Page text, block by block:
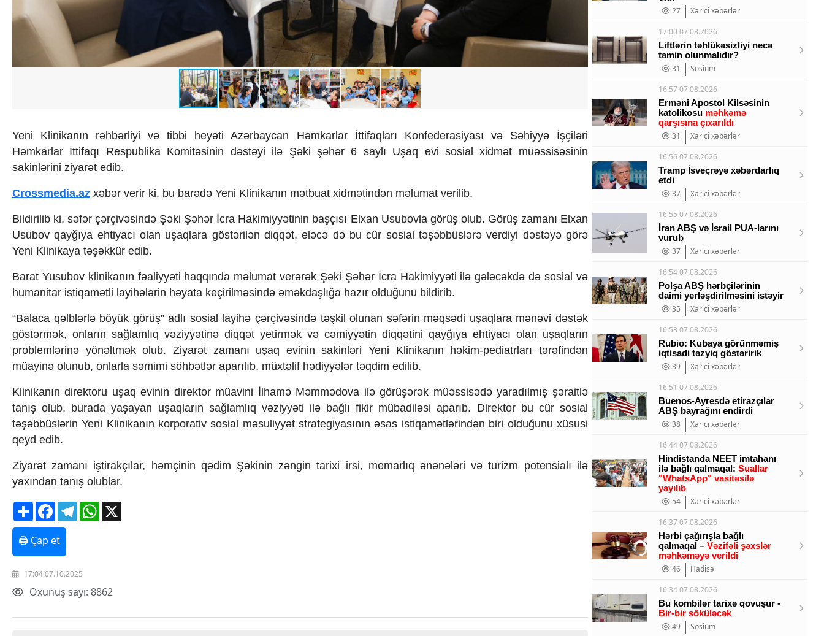
İqtisadiyyat
İqtisadi xəbərlər
Energetika
Neft-qaz
Əmək və sosial siyasət
Kənd təsərrüfatı
Crossmedia.az - 1 yaş
Siyasət
Məhkəmə və hüquq
Zəfər - 5
Media və QHT
Hadisə
Sağlamlıq
Mənəvi dəyərlər
Texnologiya
Mətbuat-150
Əlaqə
Missiyamız
Yeni Klinikanın rəhbərliyi və tibbi heyəti Azərbaycan Həmkarlar İttifaqları Konfederasiyası və Səhiyyə İşçiləri
Həmkarlar İttifaqı Respublika Komitəsinin dəstəyi ilə Şəki şəhər 6 saylı Uşaq evi sosial xidmət müəssisəsinin
sakinlərini ziyarət edib.
Crossmedia.az xəbər verir ki, bu barədə Yeni Klinikanın mətbuat xidmətindən məlumat verilib.
Bildirilib ki, səfər çərçivəsində Şəki Şəhər İcra Hakimiyyətinin başçısı Elxan Usubovla görüş olub. Görüş zamanı Elxan
Usubov qayğıya ehtiyacı olan uşaqlara göstərilən diqqət, eləcə də bu cür sosial təşəbbüslərə verdiyi dəstəyə görə
Yeni Klinikaya təşəkkür edib.
Barat Yusubov klinikanın fəaliyyəti haqqında məlumat verərək Şəki Şəhər İcra Hakimiyyəti ilə gələcəkdə də sosial və
humanitar istiqamətli layihələrin həyata keçirilməsində əməkdaşlığa hazır olduğunu bildirib.
“Balaca qəlblərlə böyük görüş” adlı sosial layihə çərçivəsində təşkil olunan səfərin məqsədi uşaqlara mənəvi dəstək
göstərmək, onların sağlamlıq vəziyyətinə diqqət yetirmək və cəmiyyətin diqqətini qayğıya ehtiyacı olan uşaqların
problemlərinə yönəltmək olub. Ziyarət zamanı uşaq evinin sakinləri Yeni Klinikanın həkim-pediatrları tərəfindən
müayinə olunub, onlarla səmimi söhbətlər aparılıb, müxtəlif hədiyyələr təqdim edilib.
Klinikanın direktoru uşaq evinin direktor müavini İlhamə Məmmədova ilə görüşərək müəssisədə yaradılmış şəraitlə
tanış olub, burada yaşayan uşaqların sağlamlıq vəziyyəti ilə bağlı fikir mübadiləsi aparıb. Direktor bu cür sosial
təşəbbüslərin Yeni Klinikanın korporativ sosial məsuliyyət strategiyasının əsas istiqamətlərindən biri olduğunu xüsusi
qeyd edib.
Ziyarət zamanı iştirakçılar, həmçinin qədim Şəkinin zəngin tarixi irsi, memarlıq ənənələri və turizm potensialı ilə
yaxından tanış olublar.
ShareFacebookTelegramWhatsApp
🖨 Çap et
17:04 07.10.2025
Oxunuş sayı: 8862
27
Xarici xəbərlər
17:00 07.08.2026
Liftlərin təhlükəsizliyi necə
təmin olunmalıdır?
31
Sosium
16:57 07.08.2026
Erməni Apostol Kilsəsinin
katolikosu məhkəmə
qarşısına çıxarıldı
31
Xarici xəbərlər
16:56 07.08.2026
Tramp İsveçrəyə xəbərdarlıq
etdi
37
Xarici xəbərlər
16:55 07.08.2026
İran ABŞ və İsrail PUA-larını
vurub
37
Xarici xəbərlər
16:54 07.08.2026
Polşa ABŞ hərbçilərinin
daimi yerləşdirilməsini istəyir
35
Xarici xəbərlər
16:53 07.08.2026
Rubio: Kubaya görünməmiş
iqtisadi təzyiq göstəririk
39
Xarici xəbərlər
16:51 07.08.2026
Buenos-Ayresdə etirazçılar
ABŞ bayrağını endirdi
38
Xarici xəbərlər
16:44 07.08.2026
Hindistanda NEET imtahanı
ilə bağlı qalmaqal: Suallar
"WhatsApp" vasitəsilə
yayılıb
54
Xarici xəbərlər
16:37 07.08.2026
Hərbi çağırışla bağlı
qalmaqal – Vəzifəli şəxslər
məhkəməyə verildi
46
Hadisə
16:34 07.08.2026
Bu kombilər tarixə qovuşur -
Bir-bir söküləcək
49
Sosium